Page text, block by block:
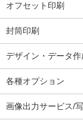
オフセット印刷
封筒印刷
デザイン・データ作
各種オプション
画像出力サービス/